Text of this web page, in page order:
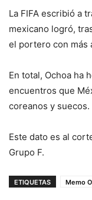
La FIFA escribió a
mexicano logró,
el portero con más
En total, Ochoa ha
encuentros que
coreanos y suecos.
Este dato es al
Grupo F.
ETIQUETAS Memo